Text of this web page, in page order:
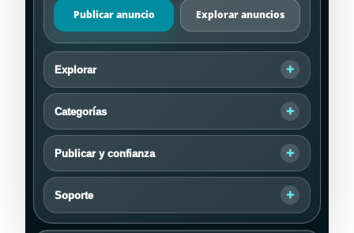
Publicar anuncio Explorar anuncios
Explorar
Categorías
Publicar y confianza
Soporte